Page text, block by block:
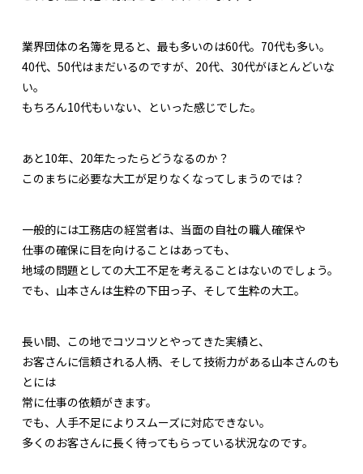
業界団体の名簿を見ると、最も多いのは60代。70代も多い。
40代、50代はまだいるのですが、20代、30代がほとんどいな
い。
もちろん10代もいない、といった感じでした。
あと10年、20年たったらどうなるのか？
このまちに必要な大工が足りなくなってしまうのでは？
一般的には工務店の経営者は、当面の自社の職人確保や
仕事の確保に目を向けることはあっても、
地域の問題としての大工不足を考えることはないのでしょう。
でも、山本さんは生粋の下田っ子、そして生粋の大工。
長い間、この地でコツコツとやってきた実績と、
お客さんに信頼される人柄、そして技術力がある山本さんのも
とには
常に仕事の依頼がきます。
でも、人手不足によりスムーズに対応できない。
多くのお客さんに長く待ってもらっている状況なのです。